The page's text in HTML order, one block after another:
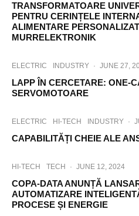
TRANSFORMATOARE
PENTRU CERINȚELE
ALIMENTARE
MURRELEKTRONIK
ELECTRIC INDUSTRY · JUNE 27,
LAPP ÎN CERCETARE: ONE-
SERVOMOTOARE
ELECTRIC HI-TECH INDUSTRY ·
CAPABILITĂȚI CHEIE ALE
HI-TECH TECH · JUNE 12, 2024
COPA-DATA ANUNȚĂ
AUTOMATIZARE
PROCESE ȘI ENERGIE